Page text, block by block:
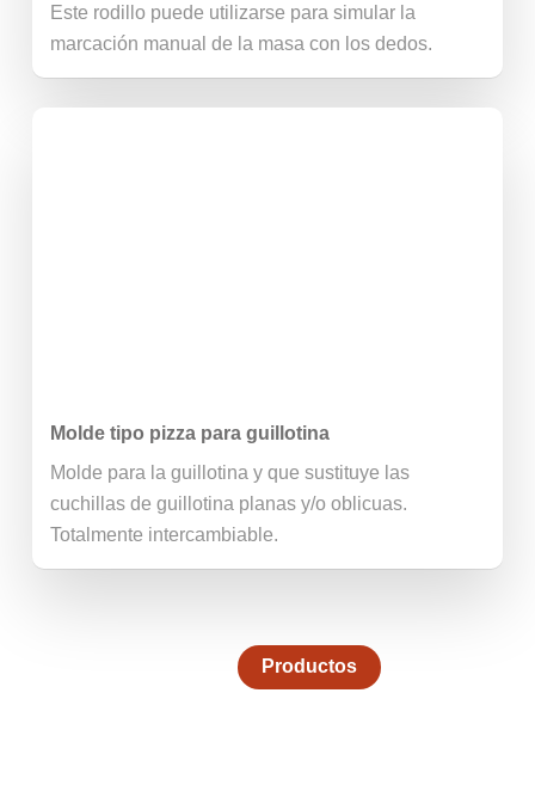
Este rodillo puede utilizarse para simular la
marcación manual de la masa con los dedos.
Molde tipo pizza para guillotina
Molde para la guillotina y que sustituye las
cuchillas de guillotina planas y/o oblicuas.
Totalmente intercambiable.
Productos